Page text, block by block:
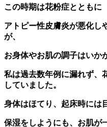
この時期は花粉症とともに
アトピー性皮膚炎が悪化し
が、
お身体やお肌の調子はいか
私は過去数年例に漏れず、
していました。
身体はほてり、起床時には
保湿をしようにも、お肌が